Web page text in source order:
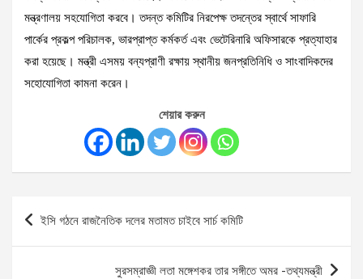
মন্ত্রণালয় সহযোগিতা করবে। তদন্ত কমিটির নিরপেক্ষ তদন্তের স্বার্থে সাফারি
পার্কের প্রকল্প পরিচালক, ভারপ্রাপ্ত কর্মকর্ত এবং ভেটেরিনারি অফিসারকে প্রত্যাহার
করা হয়েছে। মন্ত্রী এসময় বন্যপ্রাণী রক্ষায় স্থানীয় জনপ্রতিনিধি ও সাংবাদিকদের
সহোযোগিতা কামনা করেন।
শেয়ার করুন
ইসি গঠনে রাজনৈতিক দলের মতামত চাইবে সার্চ কমিটি
সুরসম্রাজ্ঞী লতা মঙ্গেশকর তার সঙ্গীতে অমর -তথ্যমন্ত্রী